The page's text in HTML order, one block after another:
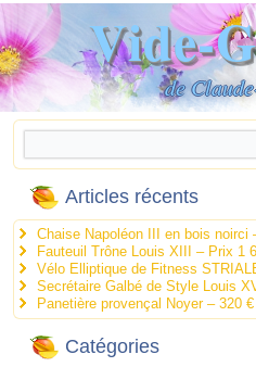
Vide-
de
Articles récents
Chaise Napoléon III en bois noirci
Fauteuil Trône Louis XIII – Prix 1
Vélo Elliptique de Fitness
Secrétaire Galbé de Style Louis
Panetière provençal Noyer – 320 €
Catégories